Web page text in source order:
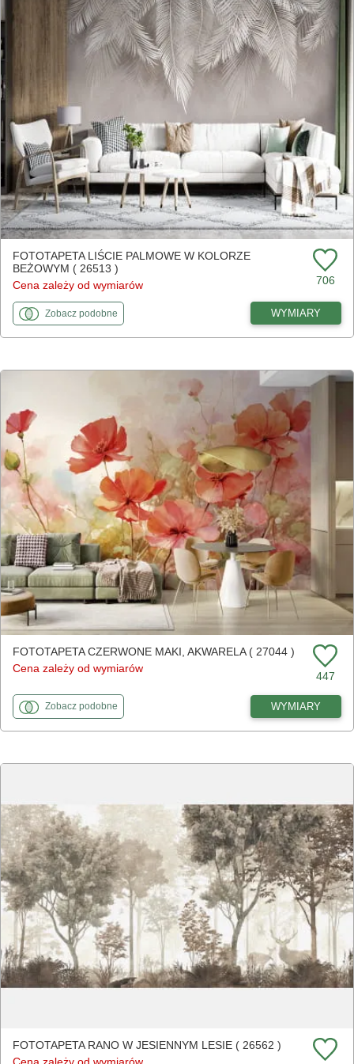
FOTOTAPETA LIŚCIE PALMOWE W KOLORZE
BEŻOWYM ( 26513 )
Cena zależy od wymiarów
706
Zobaczfototapety
podobnedo Liście palmowe w kolorze beżowymWYMIARY
FOTOTAPETA CZERWONE MAKI, AKWARELA ( 27044 )
Cena zależy od wymiarów
447
Zobaczfototapety
podobnedo Czerwone maki, akwarela WYMIARY
FOTOTAPETA RANO W JESIENNYM LESIE ( 26562 )